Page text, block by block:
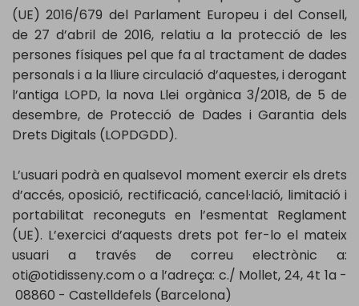
(UE) 2016/679 del Parlament Europeu i del Consell,
de 27 d’abril de 2016, relatiu a la protecció de les
persones físiques pel que fa al tractament de dades
personals i a la lliure circulació d’aquestes, i derogant
l’antiga LOPD, la nova Llei orgànica 3/2018, de 5 de
desembre, de Protecció de Dades i Garantia dels
Drets Digitals (LOPDGDD).
L’usuari podrà en qualsevol moment exercir els drets
d’accés, oposició, rectificació, cancel·lació, limitació i
portabilitat reconeguts en l’esmentat Reglament
(UE). L’exercici d’aquests drets pot fer-lo el mateix
usuari a través de correu electrònic a:
oti@otidisseny.com o a l’adreça: c./ Mollet, 24, 4t 1a -
08860 - Castelldefels (Barcelona)